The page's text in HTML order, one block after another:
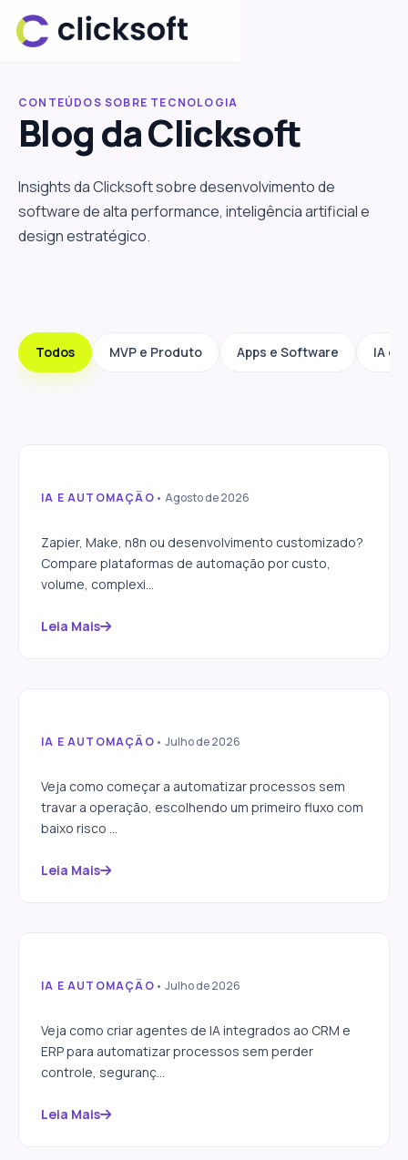
CONTEÚDOS SOBRE TECNOLOGIA
Blog daClicksoft
Insights da Clicksoft sobre desenvolvimento de
software de alta performance, inteligência artificial e
design estratégico.
Todos MVP e Produto Apps e Software IA e
Como escolher a ferramenta
empresarial
IA E AUTOMAÇÃO • Agosto de 2026
Zapier, Make, n8n ou desenvolvimento customizado?
Compare plataformas de automação por custo,
volume, complexi...
Leia Mais
Automação de processos: por
IA E AUTOMAÇÃO • Julho de 2026
Veja como começar a automatizar processos sem
travar a operação, escolhendo um primeiro fluxo com
baixo risco ...
Leia Mais
Como criar agentes de IA
IA E AUTOMAÇÃO • Julho de 2026
Veja como criar agentes de IA integrados ao CRM e
ERP para automatizar processos sem perder
controle, seguranç...
Leia Mais